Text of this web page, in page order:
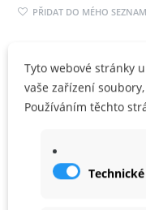
PŘIDAT DO MÉHO
ZÁRUKA
Tyto webové stránky
vaše zařízení
Používáním těchto